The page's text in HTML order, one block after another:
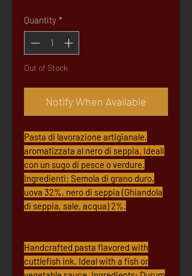
Quantity *
Out of Stock
Notify When Available
Pasta di lavorazione artigianale,
aromatizzata al nero di seppia. Ideali
con un sugo di pesce o verdure.
Ingredienti: Semola di grano duro,
uova 32%, nero di seppia (Ghiandola
di seppia, sale, acqua) 2%.
Handcrafted pasta flavored with
cuttlefish ink. Ideal with a fish or